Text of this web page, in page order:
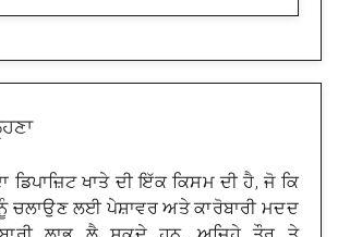
ਡਿਪਾਜ਼ਿਟ ਖਾਤੇ ਦੀ ਇੱਕ ਕਿਸਮ ਦੀ ਹੈ, ਜੋ ਕਿ
ਚਲਾਉਣ ਲਈ ਪੇਸ਼ਾਵਰ ਅਤੇ ਕਾਰੋਬਾਰੀ ਮਦਦ